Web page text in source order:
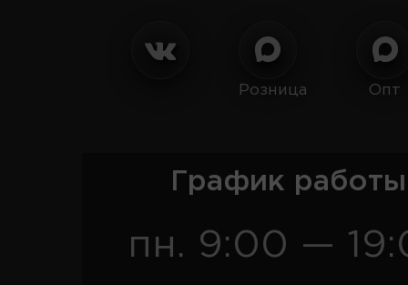
Розница Опт
График
пн. 9:00 —